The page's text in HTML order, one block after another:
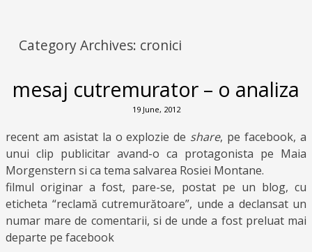
Category Archives: cronici
mesaj cutremurator – o analiza
19 June, 2012
recent am asistat la o explozie de share, pe facebook, a
unui clip publicitar avand-o ca protagonista pe Maia
Morgenstern si ca tema salvarea Rosiei Montane.
filmul originar a fost, pare-se, postat pe un blog, cu
eticheta “reclamă cutremurătoare”, unde a declansat un
numar mare de comentarii, si de unde a fost preluat mai
departe pe facebook